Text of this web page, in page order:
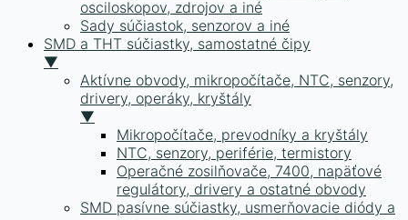
osciloskopov, zdrojov a iné
Sady súčiastok, senzorov a iné
SMD a THT súčiastky, samostatné čipy
▼
Aktívne obvody, mikropočítače, NTC, senzory,
drivery, operáky, kryštály
▼
Mikropočítače, prevodníky a kryštály
NTC, senzory, periférie, termistory
Operačné zosilňovače, 7400, napäťové
regulátory, drivery a ostatné obvody
SMD pasívne súčiastky, usmerňovacie diódy a